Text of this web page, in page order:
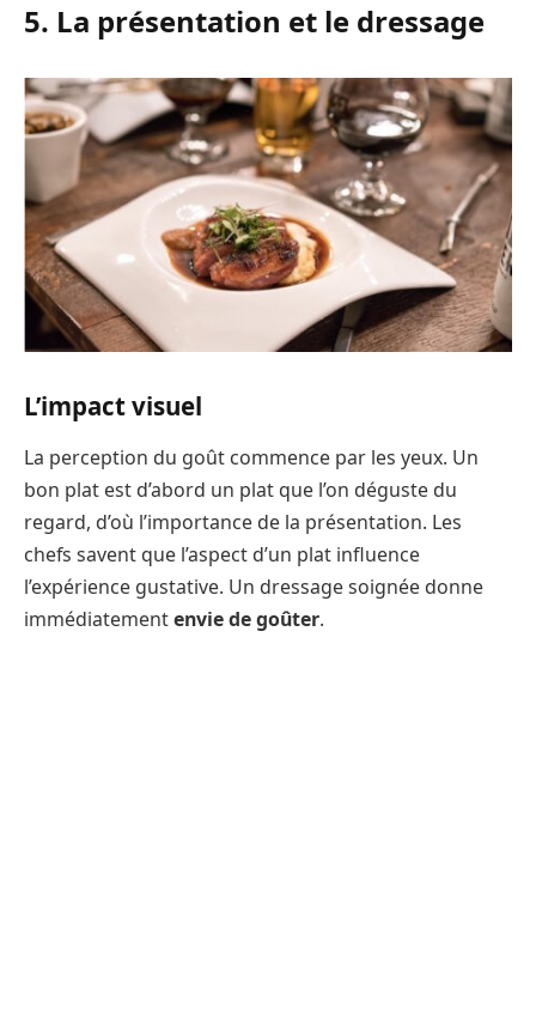
5. La présentation et le dressage
L’impact visuel
La perception du goût commence par les yeux. Un
bon plat est d’abord un plat que l’on déguste du
regard, d’où l’importance de la présentation. Les
chefs savent que l’aspect d’un plat influence
l’expérience gustative. Un dressage soignée donne
immédiatementenvie de goûter.